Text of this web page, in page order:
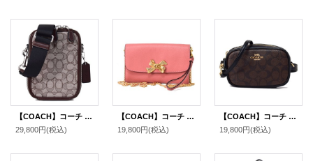
【COACH】コーチ バッグ ジャガード レザー シグネチャー スタントン 2WAY クロスボディ 斜め掛け ショルダー バッグ オーク×メイプル〔日本未発売〕
29,800円(税込)
【COACH】コーチ レザー チェーン ショルダー クロスボディ クラッチ リストレット 3WAY 斜め掛けバッグ ヴィンテージピンク（日本未発売）
19,800円(税込)
【COACH】コーチ コーティングキャンバス スムースレザー シグネチャー ベルトバッグ 3way ショルダー 斜め掛け クラッチ ウエスト ヒップバッグ ブラウン×ブラック〔日本未発売〕
19,800円(税込)